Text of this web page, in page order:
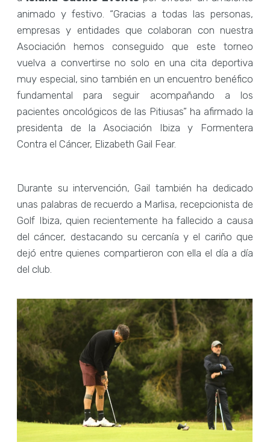
animado y festivo. “Gracias a todas las personas,
empresas y entidades que colaboran con nuestra
Asociación hemos conseguido que este torneo
vuelva a convertirse no solo en una cita deportiva
muy especial, sino también en un encuentro benéfico
fundamental para seguir acompañando a los
pacientes oncológicos de las Pitiusas” ha afirmado la
presidenta de la Asociación Ibiza y Formentera
Contra el Cáncer, Elizabeth Gail Fear.
Durante su intervención, Gail también ha dedicado
unas palabras de recuerdo a Marlisa, recepcionista de
Golf Ibiza, quien recientemente ha fallecido a causa
del cáncer, destacando su cercanía y el cariño que
dejó entre quienes compartieron con ella el día a día
del club.